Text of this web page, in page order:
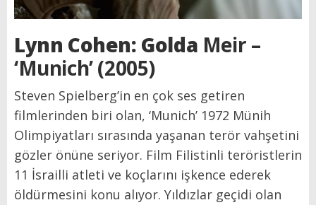
Lynn Cohen: Golda Meir –
‘Munich’ (2005)
Steven Spielberg’in en çok ses getiren
filmlerinden biri olan, ‘Munich’ 1972 Münih
Olimpiyatları sırasında yaşanan terör vahşetini
gözler önüne seriyor. Film Filistinli teröristlerin
11 İsrailli atleti ve koçlarını işkence ederek
öldürmesini konu alıyor. Yıldızlar geçidi olan